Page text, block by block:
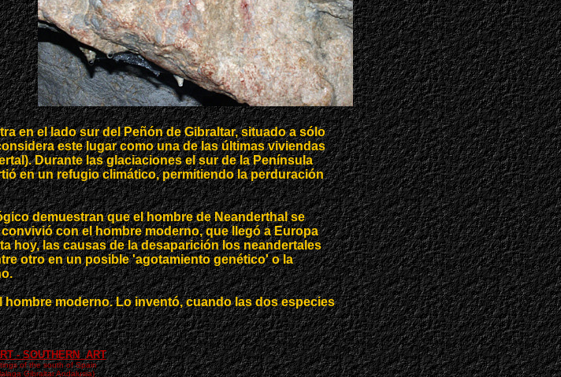
en el lado sur del Peñón de Gibraltar, situado a sólo
este lugar como una de las últimas viviendas
Durante las glaciaciones el sur de la Península
en un refugio climático, permitiendo la perduración
demuestran que el hombre de Neanderthal se
con el hombre moderno, que llegó a Europa
hoy, las causas de la desaparición los neandertales
otro en un posible 'agotamiento genético' o la
moderno. Lo inventó, cuando las dos especies
- SOUTHERN ART
of the south of Spain
Gibraltar Andalusia)